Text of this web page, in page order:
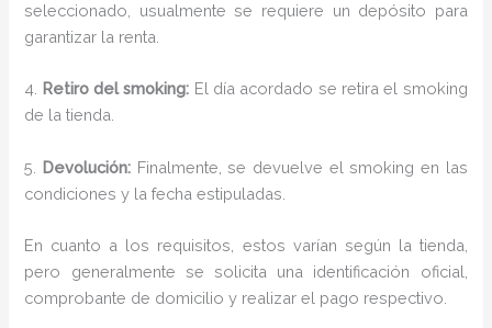
seleccionado, usualmente se requiere un depósito para
garantizar la renta.
4. Retiro del smoking: El día acordado se retira el smoking
de la tienda.
5. Devolución: Finalmente, se devuelve el smoking en las
condiciones y la fecha estipuladas.
En cuanto a los requisitos, estos varían según la tienda,
pero generalmente se solicita una identificación oficial,
comprobante de domicilio y realizar el pago respectivo.